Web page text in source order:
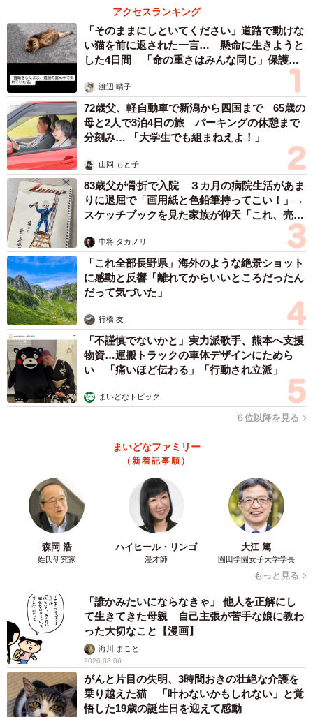
アクセスランキング
「そのままにしといてください」道路で動けな
い猫を前に返された一言… 懸命に生きようと
した4日間 「命の重さはみんな同じ」保護団
渡辺 晴子
72歳父、軽自動車で新潟から四国まで 65歳の
母と2人で3泊4日の旅 パーキングの休憩まで
分刻み… 「大学生でも組まねえよ！」
山岡 もと子
83歳父が骨折で入院 ３カ月の病院生活があま
りに退屈で「画用紙と色鉛筆持ってこい！」→
スケッチブックを見た家族が仰天「これ、売れ
中将 タカノリ
「これ全部長野県」海外のような絶景ショット
に感動と反響「離れてからいいところだったん
だって気づいた」
行橋 友
「不謹慎でないかと」実力派歌手、熊本へ支援
物資…運搬トラックの車体デザインにためら
い 「痛いほど伝わる」「行動され立派」
まいどなトピック
６位以降を見る
まいどなファミリー
（新着記事順）
森岡 浩
姓氏研究家
ハイヒール・リンゴ
漫才師
大江 篤
園田学園女子大学学長
もっと見る
「誰かみたいにならなきゃ」 他人を正解にし
て生きてきた母親 自己主張が苦手な娘に教わ
った大切なこと【漫画】
海川 まこと
2026.08.06
がんと片目の失明、3時間おきの壮絶な介護を
乗り越えた猫 「叶わないかもしれない」と覚
悟した19歳の誕生日を迎えて感動